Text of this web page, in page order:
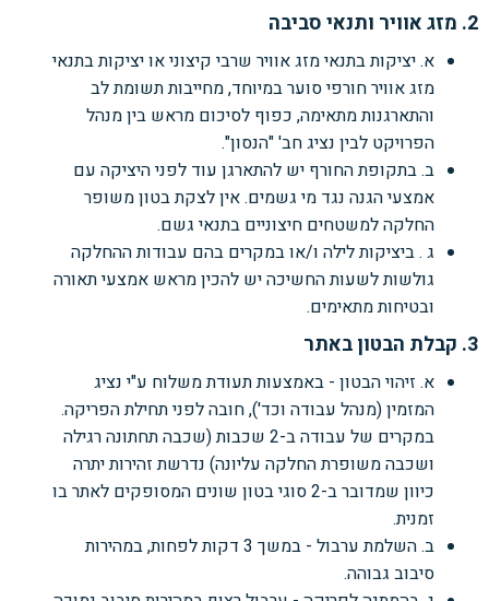
2. מזג אוויר ותנאי סביבה
א. יציקות בתנאי מזג אוויר שרבי קיצוני או יציקות בתנאי
מזג אוויר חורפי סוער במיוחד, מחייבות תשומת לב
והתארגנות מתאימה, כפוף לסיכום מראש בין מנהל
הפרויקט לבין נציג חב' "הנסון".
ב. בתקופת החורף יש להתארגן עוד לפני היציקה עם
אמצעי הגנה נגד מי גשמים. אין לצקת בטון משופר
החלקה למשטחים חיצוניים בתנאי גשם.
ג . ביציקות לילה ו/או במקרים בהם עבודות ההחלקה
גולשות לשעות החשיכה יש להכין מראש אמצעי תאורה
ובטיחות מתאימים.
3. קבלת הבטון באתר
א. זיהוי הבטון - באמצעות תעודת משלוח ע"י נציג
המזמין (מנהל עבודה וכד'), חובה לפני תחילת הפריקה.
במקרים של עבודה ב-2 שכבות (שכבה תחתונה רגילה
ושכבה משופרת החלקה עליונה) נדרשת זהירות יתרה
כיוון שמדובר ב-2 סוגי בטון שונים המסופקים לאתר בו
זמנית.
ב. השלמת ערבול - במשך 3 דקות לפחות, במהירות
סיבוב גבוהה.